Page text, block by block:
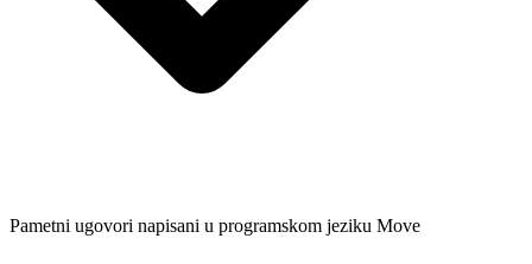
Pametni ugovori napisani u programskom jeziku Move